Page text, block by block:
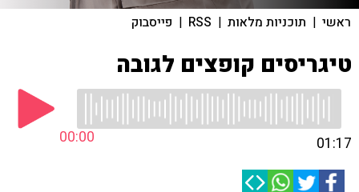
ראשי | תוכניות מלאות |
RSS
| פייסבוק
טיגריסים קופצים לגובה
00:00 01:17